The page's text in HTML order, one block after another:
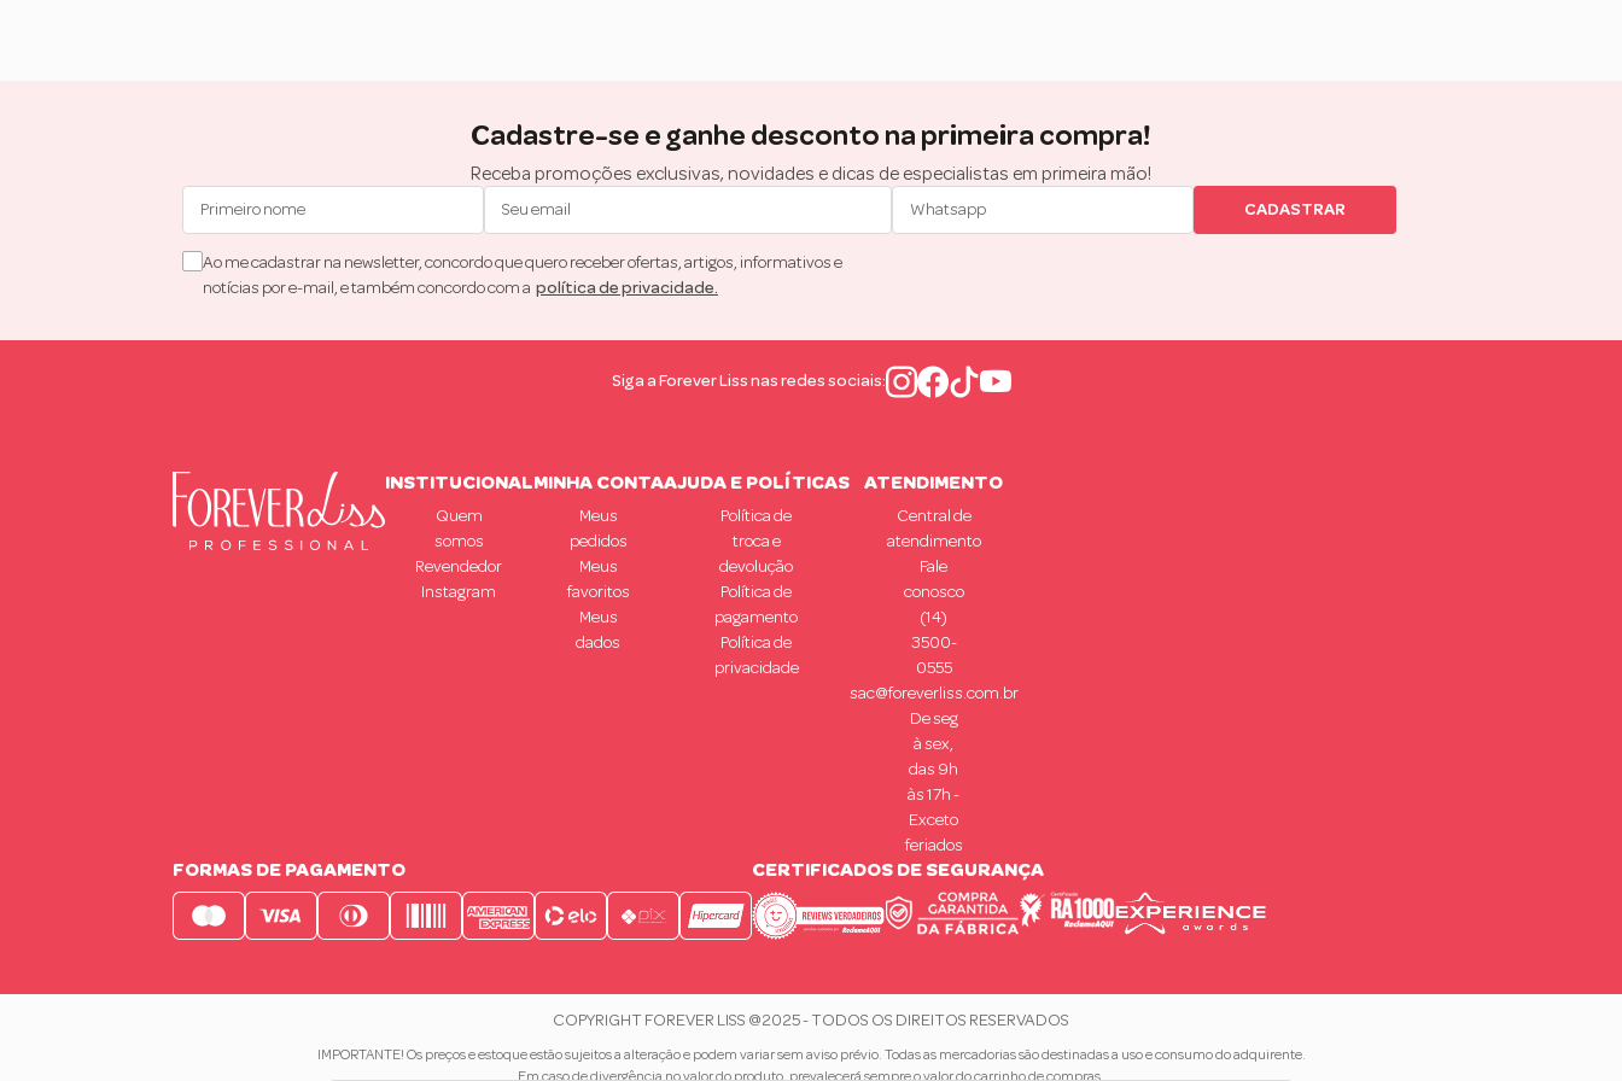
Cadastre-se e ganhe desconto na primeira compra!
Receba promoções exclusivas, novidades e dicas de especialistas em primeira mão!
CADASTRAR
Ao me cadastrar na newsletter, concordo que quero receber ofertas, artigos, informativos e
notícias por e-mail, e também concordo com a política de privacidade.
Siga a Forever Liss nas redes sociais:
INSTITUCIONAL
Quem
somos
Revendedor
Instagram
MINHA CONTA
Meus
pedidos
Meus
favoritos
Meus
dados
AJUDA E POLÍTICAS
Política de
troca e
devolução
Política de
pagamento
Política de
privacidade
ATENDIMENTO
Central de
atendimento
Fale
conosco
(14)
3500-
0555
sac@foreverliss.com.br
De seg
à sex,
das 9h
às 17h -
Exceto
feriados
FORMAS DE PAGAMENTO CERTIFICADOS DE SEGURANÇA
COPYRIGHT FOREVER LISS @2025 - TODOS OS DIREITOS RESERVADOS
IMPORTANTE! Os preços e estoque estão sujeitos a alteração e podem variar sem aviso prévio. Todas as mercadorias são destinadas a uso e consumo do adquirente.
Em caso de divergência no valor do produto, prevalecerá sempre o valor do carrinho de compras.